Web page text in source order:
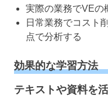
実際の業務でVEの
日常業務でコスト
点で分析する
効果的な学習方法
テキストや資料を